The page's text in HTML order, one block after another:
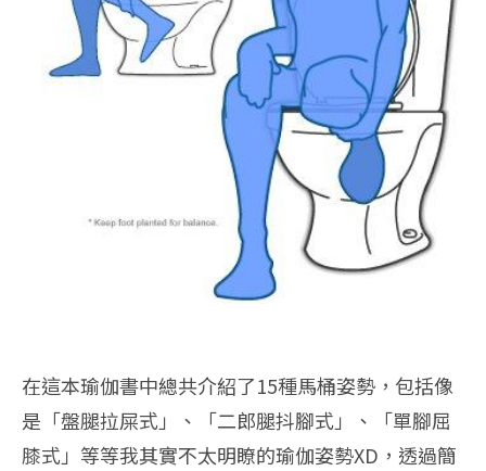
在這本瑜伽書中總共介紹了15種馬桶姿勢，包括像
是「盤腿拉屎式」、「二郎腿抖腳式」、「單腳屈
膝式」等等我其實不太明瞭的瑜伽姿勢XD，透過簡